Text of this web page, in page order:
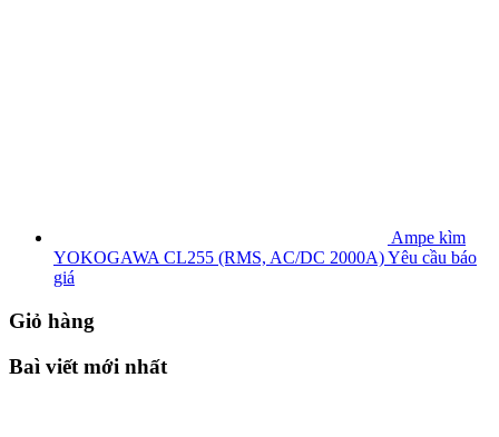
Ampe kìm
YOKOGAWA CL255 (RMS, AC/DC 2000A)Yêu cầu báo
giá
Giỏ hàng
Baì viết mới nhất